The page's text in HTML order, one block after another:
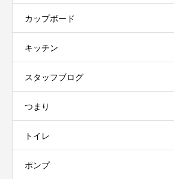
カップボード
キッチン
スタッフブログ
つまり
トイレ
ポンプ